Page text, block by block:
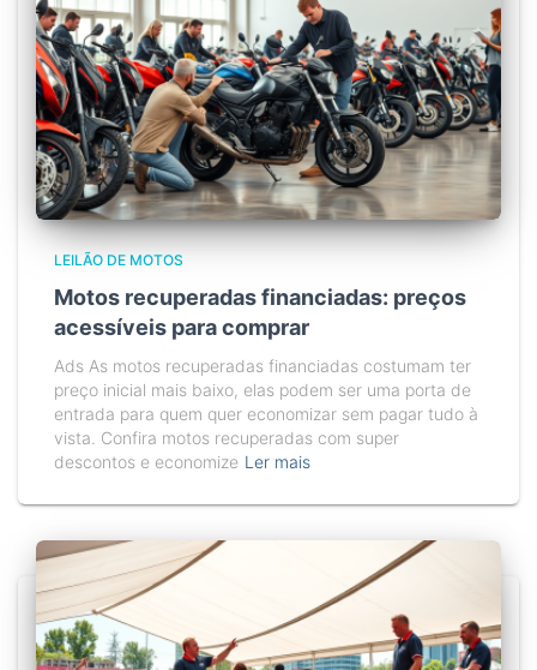
LEILÃO DE MOTOS
Motos recuperadas financiadas: preços
acessíveis para comprar
Ads As motos recuperadas financiadas costumam ter
preço inicial mais baixo, elas podem ser uma porta de
entrada para quem quer economizar sem pagar tudo à
vista. Confira motos recuperadas com super
descontos e economize Ler mais